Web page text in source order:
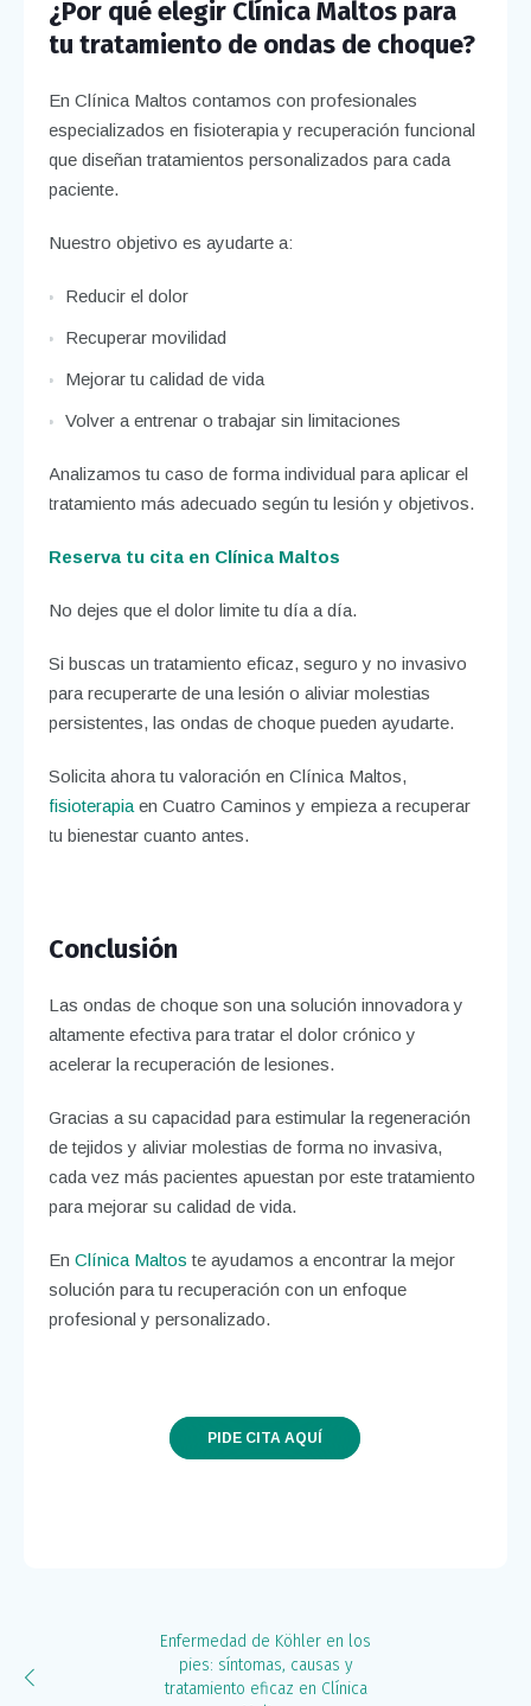
¿Por qué elegir Clínica Maltos para
tu tratamiento de ondas de choque?
En Clínica Maltos contamos con profesionales
especializados en fisioterapia y recuperación funcional
que diseñan tratamientos personalizados para cada
paciente.
Nuestro objetivo es ayudarte a:
Reducir el dolor
Recuperar movilidad
Mejorar tu calidad de vida
Volver a entrenar o trabajar sin limitaciones
Analizamos tu caso de forma individual para aplicar el
tratamiento más adecuado según tu lesión y objetivos.
Reserva tu cita en Clínica Maltos
No dejes que el dolor limite tu día a día.
Si buscas un tratamiento eficaz, seguro y no invasivo
para recuperarte de una lesión o aliviar molestias
persistentes, las ondas de choque pueden ayudarte.
Solicita ahora tu valoración en Clínica Maltos,
fisioterapiaen Cuatro Caminos y empieza a recuperar
tu bienestar cuanto antes.
Conclusión
Las ondas de choque son una solución innovadora y
altamente efectiva para tratar el dolor crónico y
acelerar la recuperación de lesiones.
Gracias a su capacidad para estimular la regeneración
de tejidos y aliviar molestias de forma no invasiva,
cada vez más pacientes apuestan por este tratamiento
para mejorar su calidad de vida.
EnClínica Maltos te ayudamos a encontrar la mejor
solución para tu recuperación con un enfoque
profesional y personalizado.
PIDE CITA AQUÍ
Enfermedad de Köhler en los
pies: síntomas, causas y
tratamiento eficaz en Clínica